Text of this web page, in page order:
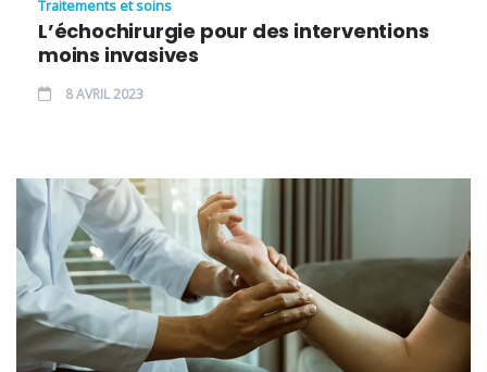
Traitements et soins
L’échochirurgie pour des interventions
moins invasives
8 AVRIL 2023